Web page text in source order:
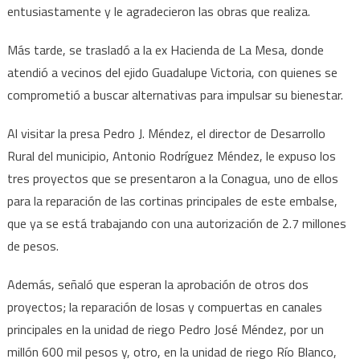
entusiastamente y le agradecieron las obras que realiza.
Más tarde, se trasladó a la ex Hacienda de La Mesa, donde
atendió a vecinos del ejido Guadalupe Victoria, con quienes se
comprometió a buscar alternativas para impulsar su bienestar.
Al visitar la presa Pedro J. Méndez, el director de Desarrollo
Rural del municipio, Antonio Rodríguez Méndez, le expuso los
tres proyectos que se presentaron a la Conagua, uno de ellos
para la reparación de las cortinas principales de este embalse,
que ya se está trabajando con una autorización de 2.7 millones
de pesos.
Además, señaló que esperan la aprobación de otros dos
proyectos; la reparación de losas y compuertas en canales
principales en la unidad de riego Pedro José Méndez, por un
millón 600 mil pesos y, otro, en la unidad de riego Río Blanco,